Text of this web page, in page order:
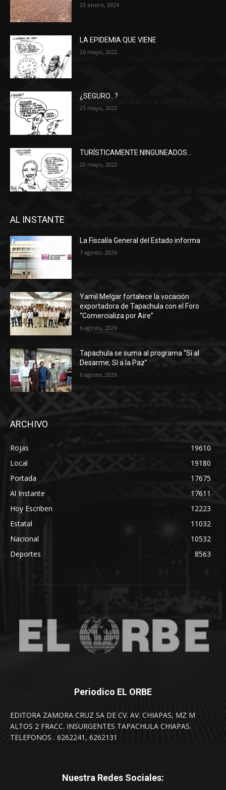
23 enero, 2024
LA EPIDEMIA QUE VIENE
26 mayo, 2022
¿SEGURO…?
25 mayo, 2022
TURÍSTICAMENTE NINGUNEADOS…
20 mayo, 2022
AL INSTANTE
La Fiscalía General del Estado informa
7 agosto, 2026
Yamil Melgar fortalece la vocación
exportadora de Tapachula con el Foro
“Comercializa por Aire”
6 agosto, 2026
Tapachula se suma al programa “Sí al
Desarme, Sí a la Paz”
6 agosto, 2026
ARCHIVO
Rojas
19610
Local
19180
Portada
17675
Al Instante
17611
Hoy Escriben
12223
Estatal
11032
Nacional
10532
Deportes
8563
Periodico EL ORBE
EDITORA ZAMORA CRUZ SA DE CV. AV. CHIAPAS, MZ M
ALTOS 2 FRACC. INSURGENTES TAPACHULA CHIAPAS.
TELEFONOS . 6262241, 6262131
Nuestra Redes Sociales: